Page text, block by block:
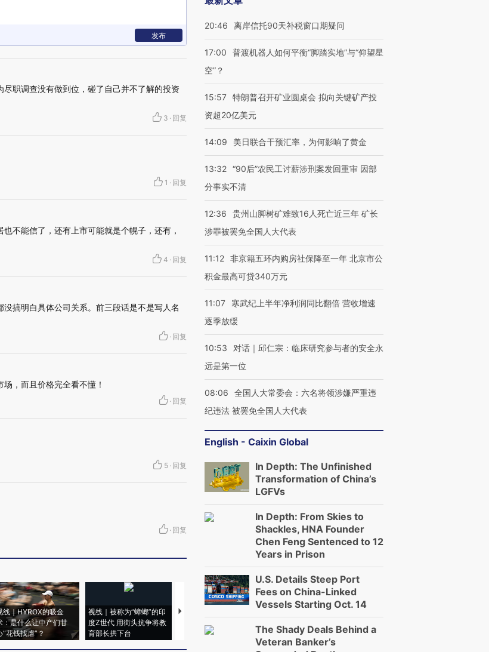
发布
职调查没有做到位，碰了自己并不了解的投资
3 · 回复
1 · 回复
不能信了，还有上市可能就是个幌子，还有，
4 · 回复
搞明白具体公司关系。前三段话是不是写人名
· 回复
，而且价格完全看不懂！
· 回复
5 · 回复
· 回复
线｜HYROX的吸金
：是什么让中产们甘
“花钱找虐”？
视线｜被称为“蟑螂”的印
度Z世代 用街头抗争将教
育部长拱下台
视线｜“入侵”还是“人道危
飞地休达
湖北宜昌局部短时降雨
4000人
米
20:46 离岸信托90天补税窗口期疑问
17:00
普渡机器人如何平衡“脚踏实地”与“仰望星
空”？
15:57 特朗普召开矿业圆桌会 拟向关键矿产投
资超20亿美元
14:09 美日联合干预汇率，为何影响了黄金
13:32 “90后”农民工讨薪涉刑案发回重审 因部
分事实不清
12:36
贵州山脚树矿难致16人死亡近三年 矿长
涉罪被罢免全国人大代表
11:12 非京籍五环内购房社保降至一年 北京市公
积金最高可贷340万元
11:07
寒武纪上半年净利润同比翻倍 营收增速
逐季放缓
10:53
对话｜邱仁宗：临床研究参与者的安全永
远是第一位
08:06
全国人大常委会：六名将领涉嫌严重违
纪违法 被罢免全国人大代表
English - Caixin Global
In Depth: The Unfinished
Transformation of China’s
LGFVs
In Depth: From Skies to
Shackles, HNA Founder
Chen Feng Sentenced to 12
Years in Prison
U.S. Details Steep Port
Fees on China-Linked
Vessels Starting Oct. 14
The Shady Deals Behind a
Veteran Banker’s